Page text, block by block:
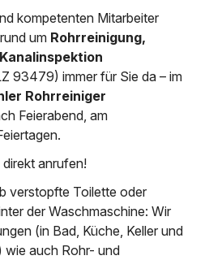
Kanalreinigung
Kanalinspektion
Grubenentleerung
24h Notdienst
Wasserhaltung
Dükerreinigung
Entleerung und Reinigung
Regenrückhaltebecken
Grubenentleerung und
Sickerschacht Reinigung
Abfallzwischenlager
Austausch von
Schießstandsanierung -
Geschosssandfang
Mobile Schlamm-
Fettabscheider
Entsorgung
Saugbagger für Tiefbau
Saugbagger und Pumpen
Fermenter-Entleerung
Regenrückhaltebecken
Entschlammung
etc.
Weitere Services mit
Zertifikate /
kompetenten Mitarbeiter
um Rohrreinigung,
93479) immer für Sie da – im
Rohrreiniger
Feierabend, am
anrufen!
verstopfte Toilette oder
der Waschmaschine: Wir
(in Bad, Küche, Keller und
wie auch Rohr- und